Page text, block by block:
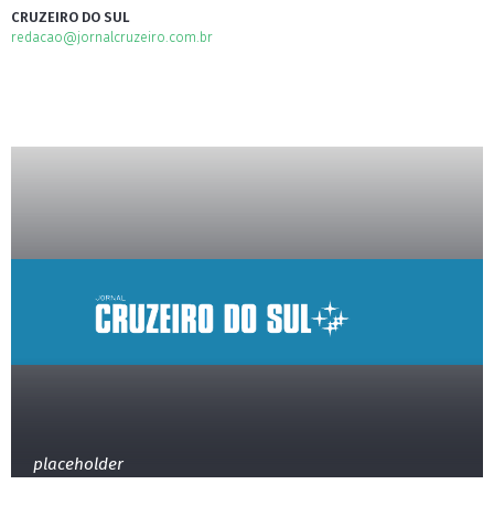
CRUZEIRO DO SUL
redacao@jornalcruzeiro.com.br
placeholder